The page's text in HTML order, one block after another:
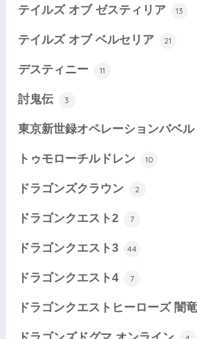
テイルズ オブ ゼスティリア 13
テイルズ オブ ベルセリア 21
デスティニー 11
討鬼伝 3
東京新世録オペレーションバベル
トゥモローチルドレン 10
ドラゴンズクラウン 2
ドラゴンクエスト2 7
ドラゴンクエスト3 44
ドラゴンクエスト4 7
ドラゴンクエストヒーローズ 闇